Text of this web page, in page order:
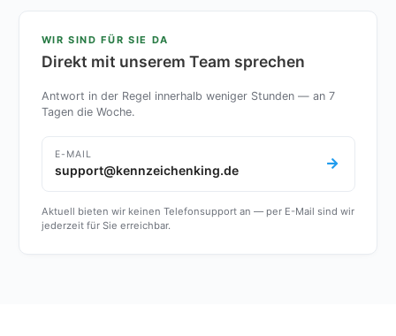
WIR SIND FÜR SIE DA
Direkt mit unserem Team sprechen
Antwort in der Regel innerhalb weniger Stunden — an 7
Tagen die Woche.
E-MAIL
support@kennzeichenking.de
Aktuell bieten wir keinen Telefonsupport an — per E-Mail sind wir
jederzeit für Sie erreichbar.